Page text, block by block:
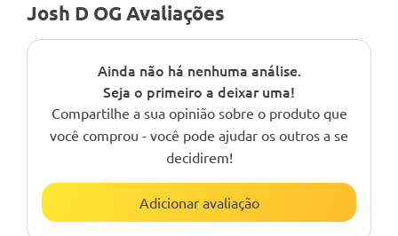
Josh D OG Avaliações
Ainda não há nenhuma análise.
Seja o primeiro a deixar uma!
Compartilhe a sua opinião sobre o produto que
você comprou - você pode ajudar os outros a se
decidirem!
Adicionar avaliação